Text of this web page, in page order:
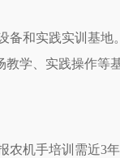
备和实践实训基地
教学、实践操作等
农机手培训需近3